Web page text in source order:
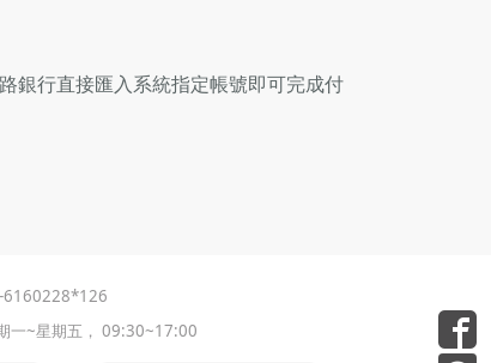
銀行直接匯入系統指定帳號即可完成付
6160228*126
一~星期五， 09:30~17:00